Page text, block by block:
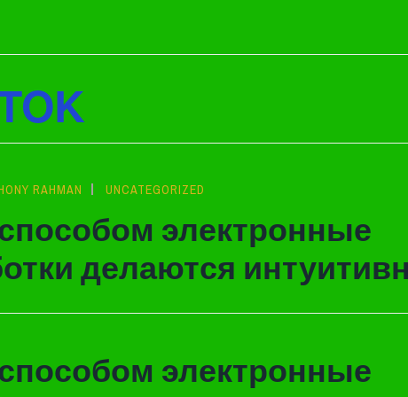
RAHMAN UNCATEGORIZED
электронные
делаются
электронные